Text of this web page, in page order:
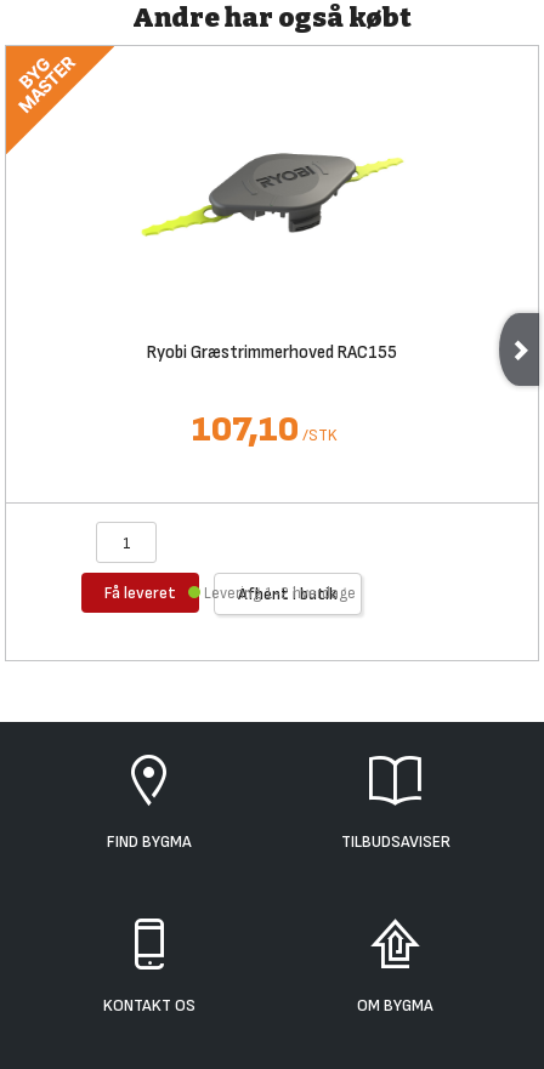
Andre har også købt
Ryobi Græstrimmerhoved RAC155
107,10 /STK
Få leveret Afhent i butik
Levering 1-2 hverdage
FIND BYGMA TILBUDSAVISER
KONTAKT OS OM BYGMA